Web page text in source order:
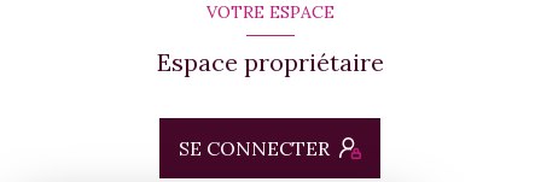
VOTRE ESPACE
Espace propriétaire
SE CONNECTER